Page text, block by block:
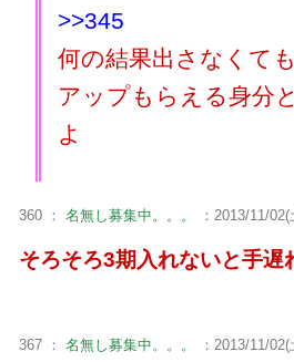
>>345
何の結果出さなくて
アップもらえる身分
よ
360 ： 名無し募集中。。。 ：2013/11/
そろそろ3期入れないと手遅
367 ： 名無し募集中。。。 ：2013/11/